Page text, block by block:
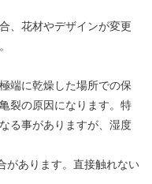
、花材やデザインが変更
端に乾燥した場所での保
裂の原因になります。特
る事がありますが、湿度
があります。直接触れない